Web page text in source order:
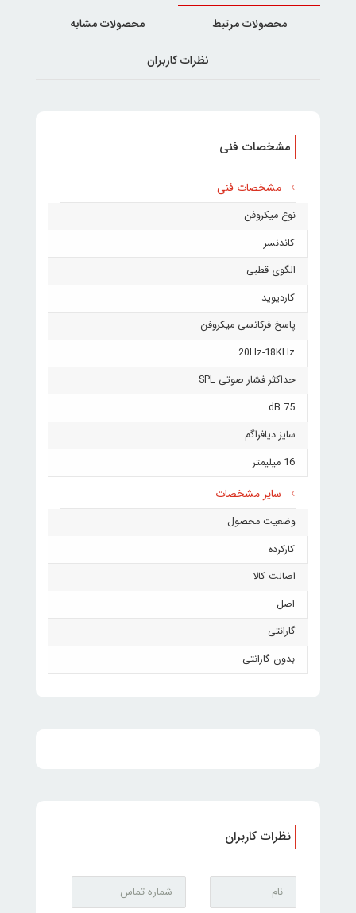
محصولات مرتبط محصولات مشابه
نظرات کاربران
مشخصات فنی
مشخصات فنی
نوع میکروفن
کاندنسر
الگوی قطبی
کاردیوید
پاسخ فرکانسی میکروفن
20Hz-18KHz
حداکثر فشار صوتی SPL
75 dB
سایز دیافراگم
16 میلیمتر
سایر مشخصات
وضعیت محصول
کارکرده
اصالت کالا
اصل
گارانتی
بدون گارانتی
نظرات کاربران